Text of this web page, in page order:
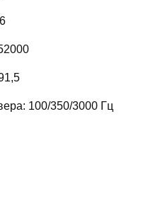
100/350/3000 Гц